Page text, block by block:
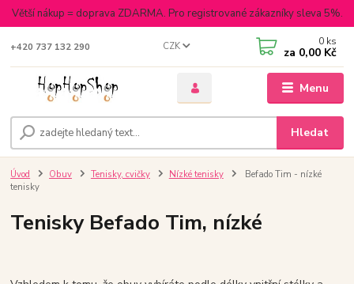
Větší nákup = doprava ZDARMA. Pro registrované zákazníky sleva 5%.
Menu
CZK
Hledat
+420 737 132 290 0 ks
za 0,00 Kč
Úvod Obuv Tenisky, cvičky Nízké tenisky
Befado Tim - nízké
tenisky
Tenisky Befado Tim, nízké